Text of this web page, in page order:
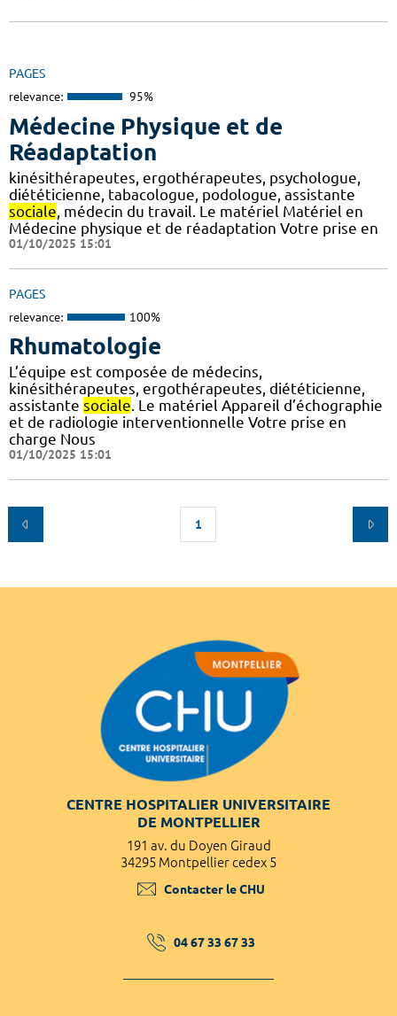
PAGES
relevance: 95%
Médecine Physique et de
Réadaptation
kinésithérapeutes, ergothérapeutes, psychologue,
diététicienne, tabacologue, podologue, assistante
sociale , médecin du travail. Le matériel Matériel en
Médecine physique et de réadaptation Votre prise en
01/10/2025 15:01
PAGES
relevance: 100%
Rhumatologie
L’équipe est composée de médecins,
kinésithérapeutes, ergothérapeutes, diététicienne,
assistante sociale. Le matériel Appareil d’échographie
et de radiologie interventionnelle Votre prise en
charge Nous
01/10/2025 15:01
1
CENTRE HOSPITALIER UNIVERSITAIRE
DE MONTPELLIER
191 av. du Doyen Giraud
34295 Montpellier cedex 5
Contacter le CHU
04 67 33 67 33